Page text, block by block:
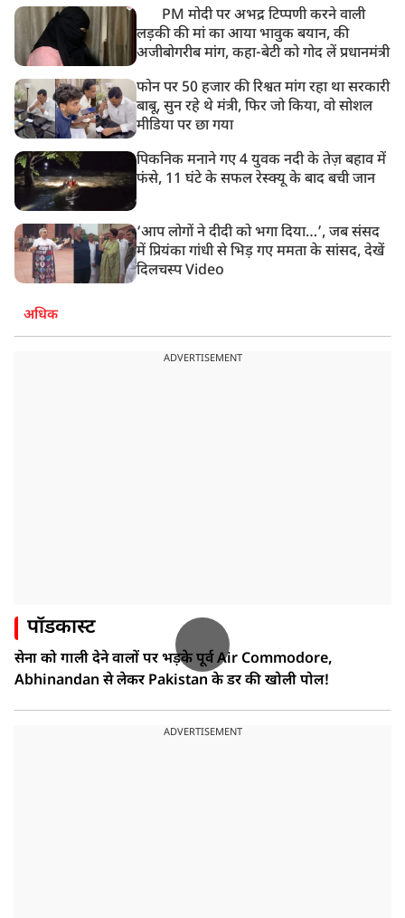
PM मोदी पर अभद्र टिप्पणी करने वाली
लड़की की मां का आया भावुक बयान, की
अजीबोगरीब मांग, कहा-बेटी को गोद लें प्रधानमंत्री
फोन पर 50 हजार की रिश्वत मांग रहा था सरकारी
बाबू, सुन रहे थे मंत्री, फिर जो किया, वो सोशल
मीडिया पर छा गया
पिकनिक मनाने गए 4 युवक नदी के तेज़ बहाव में
फंसे, 11 घंटे के सफल रेस्क्यू के बाद बची जान
‘आप लोगों ने दीदी को भगा दिया…’, जब संसद
में प्रियंका गांधी से भिड़ गए ममता के सांसद, देखें
दिलचस्प Video
अधिक
ADVERTISEMENT
पॉडकास्ट
सेना को गाली देने वालों पर भड़के पूर्व Air Commodore,
Abhinandan से लेकर Pakistan के डर की खोली पोल!
ADVERTISEMENT